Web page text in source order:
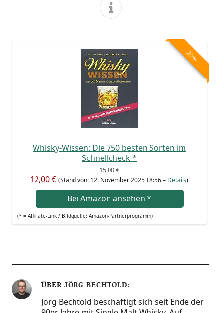
20%
Whis­ky-Wis­sen: Die 750 bes­ten Sor­ten im
Schnell­ch­eck*
15,00 €
12,00 € (Stand von: 12. Novem­ber 2025 18:56 – Details)
Bei Ama­zon anse­hen*
(* = Affi­lia­te-Link / Bild­quel­le: Amazon-Partnerprogramm)
ÜBER JÖRG BECHTOLD
Jörg Bechtold beschäftigt sich seit Ende der